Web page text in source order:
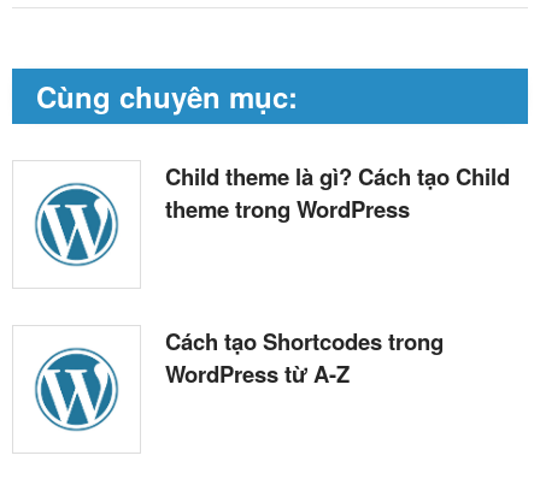
Cùng chuyên mục:
Child theme là gì? Cách tạo Child
theme trong WordPress
Cách tạo Shortcodes trong
WordPress từ A-Z